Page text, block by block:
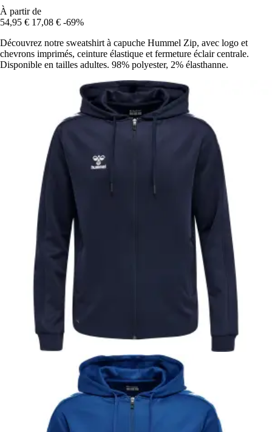
À partir de
54,95 € 17,08 € -69%
Découvrez notre sweatshirt à capuche Hummel Zip, avec logo et
chevrons imprimés, ceinture élastique et fermeture éclair centrale.
Disponible en tailles adultes. 98% polyester, 2% élasthanne.